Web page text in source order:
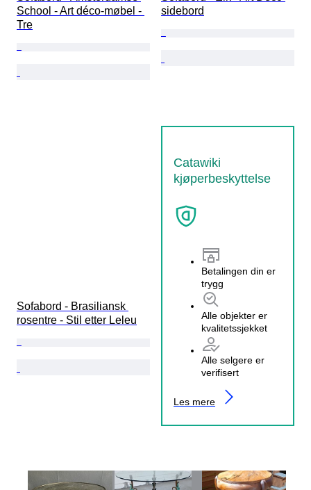
School - Art déco-møbel -
Tre
sidebord
Sofabord - Brasiliansk
rosentre - Stil etter Leleu
Catawiki
kjøperbeskyttelse
Betalingen din er
trygg
Alle objekter er
kvalitetssjekket
Alle selgere er
verifisert
Les mere